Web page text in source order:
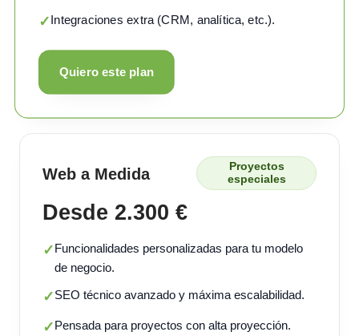
✓Integraciones extra (CRM, analítica, etc.).
Quiero este plan
Web a Medida
Proyectos
especiales
Desde 2.300 €
✓Funcionalidades personalizadas para tu modelo
de negocio.
✓SEO técnico avanzado y máxima escalabilidad.
✓Pensada para proyectos con alta proyección.